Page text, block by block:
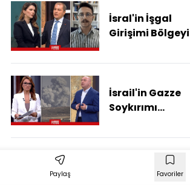
İsral'in İşgal
Girişimi Bölgeyi
İsrail'in Gazze
Soykırımı
Hedefte Mi?
Paylaş Favoriler